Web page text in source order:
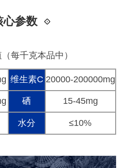
心参数
每千克本品中）
维生素C 20000-200000mg
硒 15-45mg
水分 ≤10%